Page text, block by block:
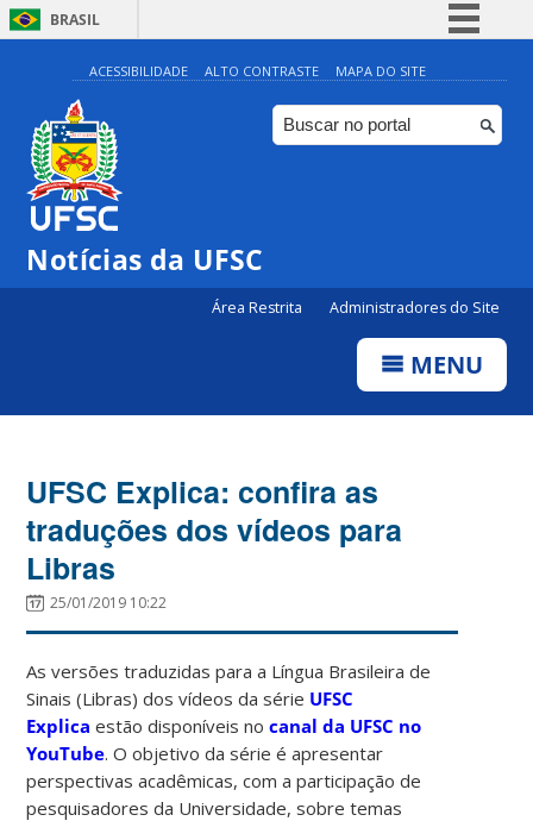
BRASIL
Simplifique!
Comunica BR
Participe
ACESSIBILIDADE ALTO CONTRASTE MAPA DO SITE
Notícias da UFSC
Área Restrita Administradores do Site
MENU
UFSC Explica: confira as
traduções dos vídeos para
Libras
25/01/2019 10:22
As versões traduzidas para a Língua Brasileira de
Sinais (Libras) dos vídeos da série UFSC
Explica estão disponíveis nocanal da UFSC no
YouTube. O objetivo da série é apresentar
perspectivas acadêmicas, com a participação de
pesquisadores da Universidade, sobre temas